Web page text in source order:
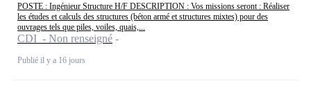
POSTE : Ingénieur Structure H/F DESCRIPTION : Vos missions seront : Réaliser
les études et calculs des structures (béton armé et structures mixtes) pour des
ouvrages tels que piles, voiles, quais,...
CDI - Non renseigné
Publié il y a 16 jours